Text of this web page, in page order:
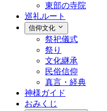
東部の寺院
巡礼ルート
信仰文化
祭祀儀式
祭り
文化継承
民俗信仰
真言・経典
神様ガイド
おみくじ